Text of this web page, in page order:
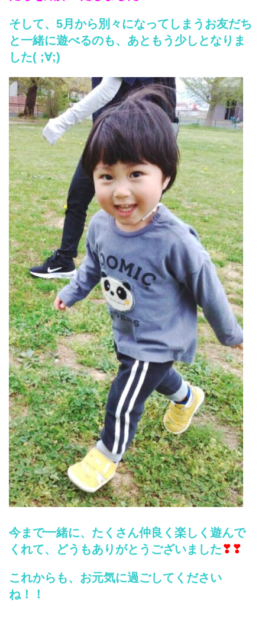
そして、5月から別々になってしまうお友だち
と一緒に遊べるのも、あともう少しとなりま
した( ;∀;)
今まで一緒に、たくさん仲良く楽しく遊んで
くれて、どうもありがとうございました❣❣
これからも、お元気に過ごしてください
ね！！